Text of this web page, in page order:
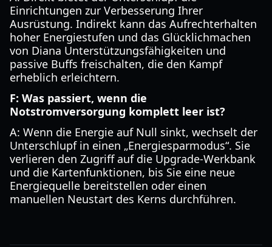
Einrichtungen zur Verbesserung Ihrer
Ausrüstung. Indirekt kann das Aufrechterhalten
hoher Energiestufen und das Glücklichmachen
von Diana Unterstützungsfähigkeiten und
passive Buffs freischalten, die den Kampf
erheblich erleichtern.
F: Was passiert, wenn die
Notstromversorgung komplett leer ist?
A: Wenn die Energie auf Null sinkt, wechselt der
Unterschlupf in einen „Energiesparmodus“. Sie
verlieren den Zugriff auf die Upgrade-Werkbank
und die Kartenfunktionen, bis Sie eine neue
Energiequelle bereitstellen oder einen
manuellen Neustart des Kerns durchführen.